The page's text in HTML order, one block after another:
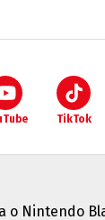
TikTok
o Nintendo